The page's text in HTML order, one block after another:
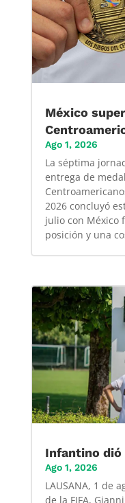
México
Ago 1, 2026
La séptima
entrega de
2026 concluyó
julio con México
posición y una
Infantino dió
Ago 1, 2026
LAUSANA, 1 de
de la FIFA,